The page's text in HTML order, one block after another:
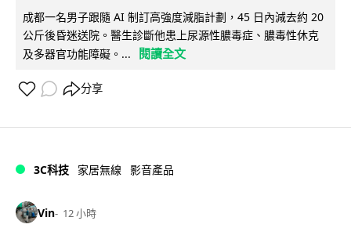
成都一名男子跟隨 AI 制訂高強度減脂計劃，45 日內減去約 20
公斤後昏迷送院。醫生診斷他患上尿源性膿毒症、膿毒性休克
及多器官功能障礙。...
閱讀全文
分享
3C科技 家居無線 影音產品
Vin 12 小時